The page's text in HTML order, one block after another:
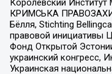
Королевский
КРИМСЬКА
Бёлля, Stichting
правовой инициативы
Фонд Открытой
украинский конгресс,
Украинская